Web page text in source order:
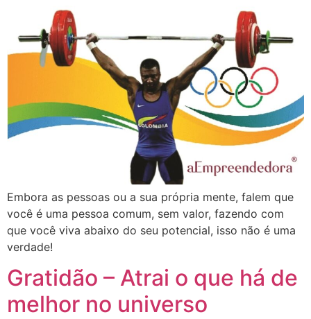
Embora as pessoas ou a sua própria mente, falem que
você é uma pessoa comum, sem valor, fazendo com
que você viva abaixo do seu potencial, isso não é uma
verdade!
Gratidão – Atrai o que há de
melhor no universo